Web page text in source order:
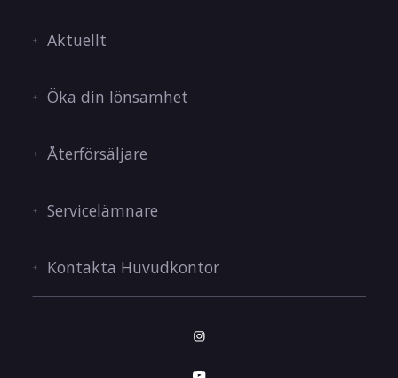
Aktuellt
Öka din lönsamhet
Återförsäljare
Servicelämnare
Kontakta Huvudkontor